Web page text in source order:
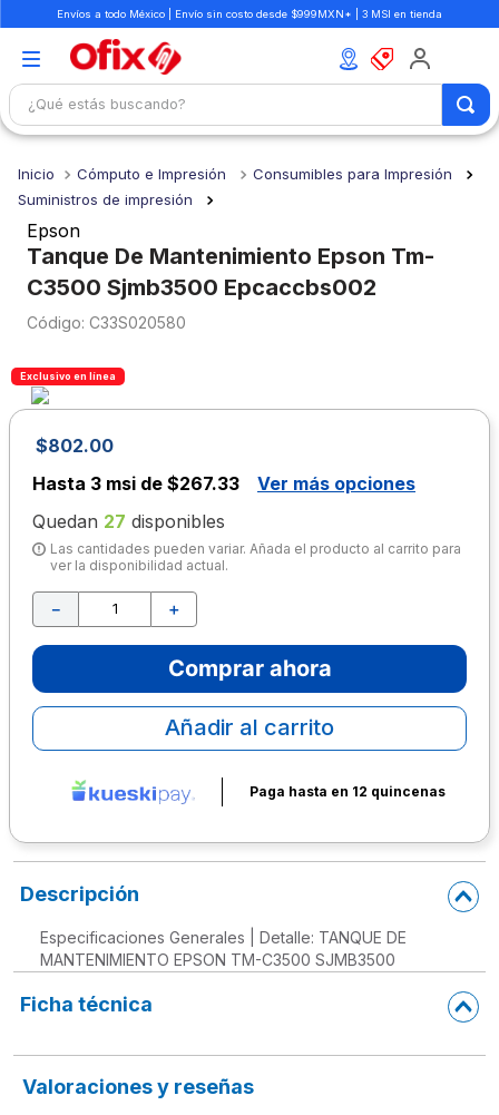
Envíos a todo México | Envío sin costo desde $999MXN* | 3 MSI en tienda
¿Qué estás buscando?
Cómputo e Impresión
Consumibles para Impresión
Suministros de impresión
Epson
Tanque De Mantenimiento Epson Tm-
C3500 Sjmb3500 Epcaccbs002
: C33S020580
Exclusivo en línea
$802.00
Hasta 3 msi de $267.33
Ver más opciones
Quedan 27 disponibles
Las cantidades pueden variar. Añada el producto al carrito para
ver la disponibilidad actual.
＋
－
Comprar ahora
Añadir al carrito
Paga hasta en 12 quincenas
Descripción
Especificaciones Generales | Detalle: TANQUE DE
MANTENIMIENTO EPSON TM-C3500 SJMB3500
Ficha técnica
Valoraciones y reseñas
1.
mochilas
2
3 .
cuaderno
4.
cuadernos
colores
6.
boligrafo
7.
escritorio
8.
sacapuntas
9 .
escolar
10. lapiz